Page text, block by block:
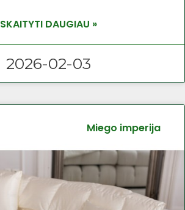
SKAITYTI DAUGIAU »
2026-02-03
Miego imperija